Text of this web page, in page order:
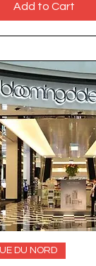
Add to Cart
DU NORD